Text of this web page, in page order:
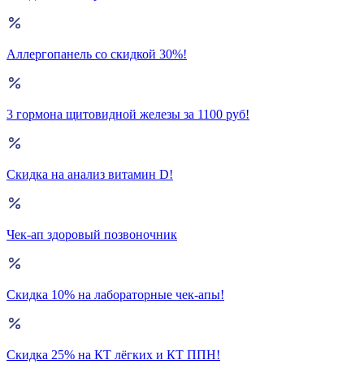
Аллергопанель со скидкой 30%!
3 гормона щитовидной железы за 1100 руб!
Скидка на анализ витамин D!
Чек-ап здоровый позвоночник
Скидка 10% на лабораторные чек-апы!
Скидка 25% на КТ лёгких и КТ ППН!